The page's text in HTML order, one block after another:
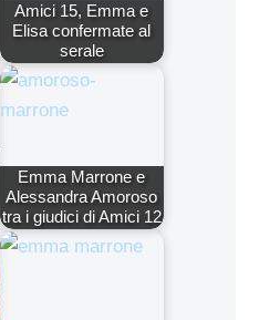
Amici 15, Emma e
Elisa confermate al
serale
Emma Marrone e
Alessandra Amoroso
tra i giudici di Amici 12